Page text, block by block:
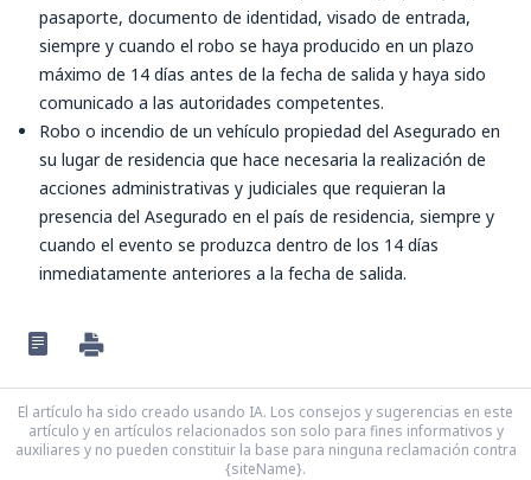
pasaporte, documento de identidad, visado de entrada,
siempre y cuando el robo se haya producido en un plazo
máximo de 14 días antes de la fecha de salida y haya sido
comunicado a las autoridades competentes.
Robo o incendio de un vehículo propiedad del Asegurado en
su lugar de residencia que hace necesaria la realización de
acciones administrativas y judiciales que requieran la
presencia del Asegurado en el país de residencia, siempre y
cuando el evento se produzca dentro de los 14 días
inmediatamente anteriores a la fecha de salida.
El artículo ha sido creado usando IA. Los consejos y sugerencias en este
artículo y en artículos relacionados son solo para fines informativos y
auxiliares y no pueden constituir la base para ninguna reclamación contra
{siteName}.